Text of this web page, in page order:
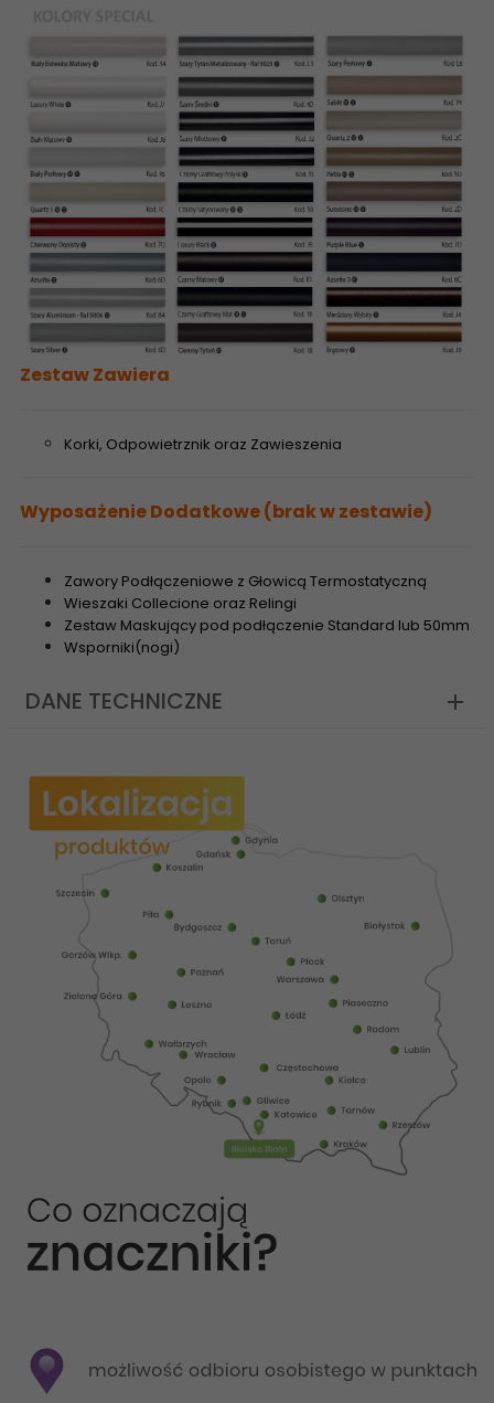
Zestaw Zawiera
Korki, Odpowietrznik oraz Zawieszenia
Wyposażenie Dodatkowe (brak w zestawie)
Zawory Podłączeniowe z Głowicą Termostatyczną
Wieszaki Collecione oraz Relingi
Zestaw Maskujący pod podłączenie Standard lub 50mm
Wsporniki(nogi)
DANE TECHNICZNE